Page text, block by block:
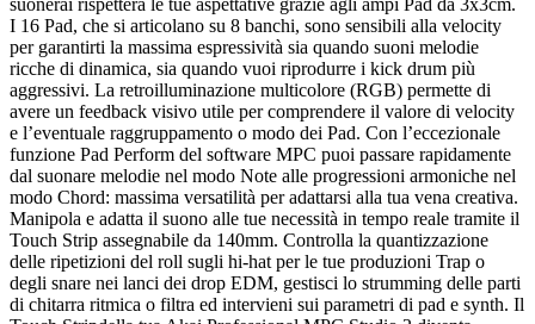
I 16 Pad, che si articolano su 8 banchi, sono sensibili alla velocity
per garantirti la massima espressività sia quando suoni melodie
ricche di dinamica, sia quando vuoi riprodurre i kick drum più
aggressivi. La retroilluminazione multicolore (RGB) permette di
avere un feedback visivo utile per comprendere il valore di velocity
e l’eventuale raggruppamento o modo dei Pad. Con l’eccezionale
funzione Pad Perform del software MPC puoi passare rapidamente
dal suonare melodie nel modo Note alle progressioni armoniche nel
modo Chord: massima versatilità per adattarsi alla tua vena creativa.
Manipola e adatta il suono alle tue necessità in tempo reale tramite il
Touch Strip assegnabile da 140mm. Controlla la quantizzazione
delle ripetizioni del roll sugli hi-hat per le tue produzioni Trap o
degli snare nei lanci dei drop EDM, gestisci lo strumming delle parti
di chitarra ritmica o filtra ed intervieni sui parametri di pad e synth. Il